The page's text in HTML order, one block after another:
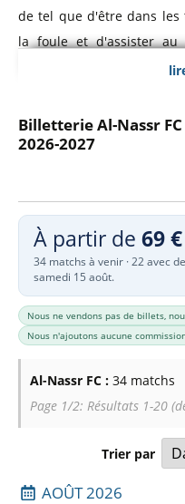
de tel que d'être dans
la foule et d'assister au
élevés. Lorsque vous
revendiquez une place
passion, la fierté et l'amour
Le rugissement de la
les stars entrent sur le
l'excitation. Imaginez
précision et de la
vitesse explosive et de
match est une vitrine de
avec les billets pour Al-
stratégique qu'ils
marquent. Ce n'est
démonstration de
véritablement capturée
Billetterie Al-Nassr
2026-2027
À partir de 69 €
34 matchs à venir · 22 avec
samedi 15 août.
Nous ne vendons pas de billets,
Nous n'ajoutons aucune
Al-Nassr FC : 34 matchs
Page 1/2: Résultats 1-20
Trier par
Liste des prochains
AOÛT 2026